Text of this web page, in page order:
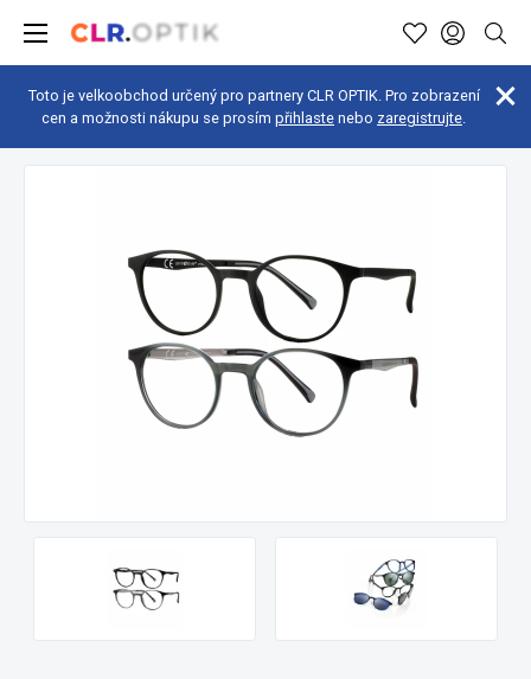
Toto je velkoobchod určený pro partnery CLR OPTIK. Pro zobrazení
cen a možnosti nákupu se prosím přihlaste nebo zaregistrujte.
Brýle pro dospělé